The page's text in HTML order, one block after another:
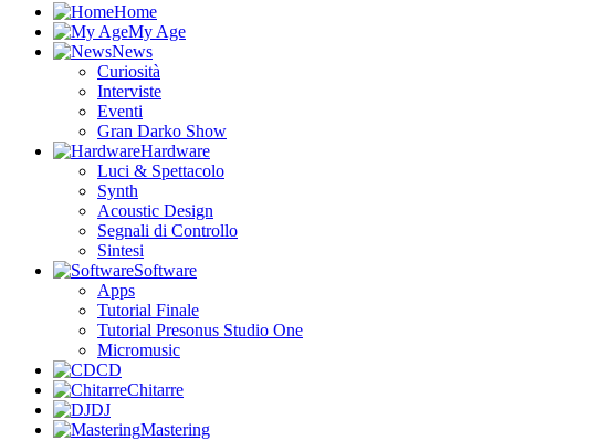
Home
My Age
News
Curiosità
Interviste
Eventi
Gran Darko Show
Hardware
Luci & Spettacolo
Synth
Acoustic Design
Segnali di Controllo
Sintesi
Software
Apps
Tutorial Finale
Tutorial Presonus Studio One
Micromusic
CD
Chitarre
DJ
Mastering